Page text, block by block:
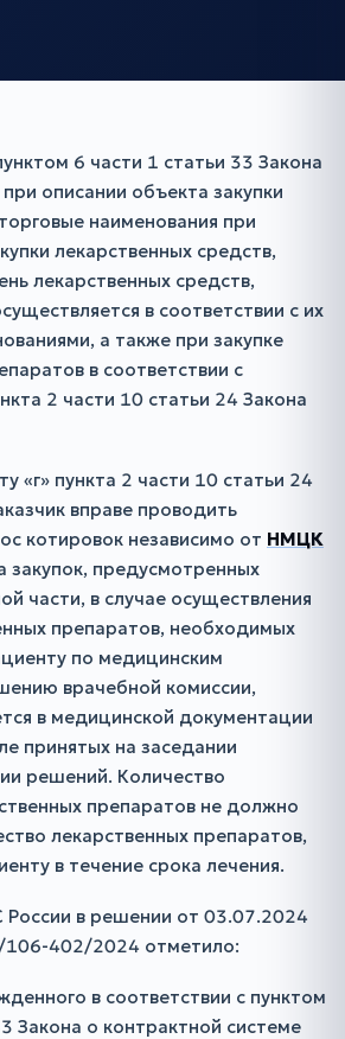
6 части 1 статьи 33 Закона
при описании объекта закупки
наименования при
лекарственных средств,
лекарственных средств,
в соответствии с их
а также при закупке
в соответствии с
2 части 10 статьи 24 Закона
«г» пункта 2 части 10 статьи 24
вправе проводить
котировок независимо от НМЦК
закупок, предусмотренных
части, в случае осуществления
препаратов, необходимых
по медицинским
врачебной комиссии,
в медицинской документации
принятых на заседании
решений. Количество
препаратов не должно
лекарственных препаратов,
в течение срока лечения.
России в решении от 03.07.2024
402/2024 отметило:
в соответствии с пунктом
Закона о контрактной системе